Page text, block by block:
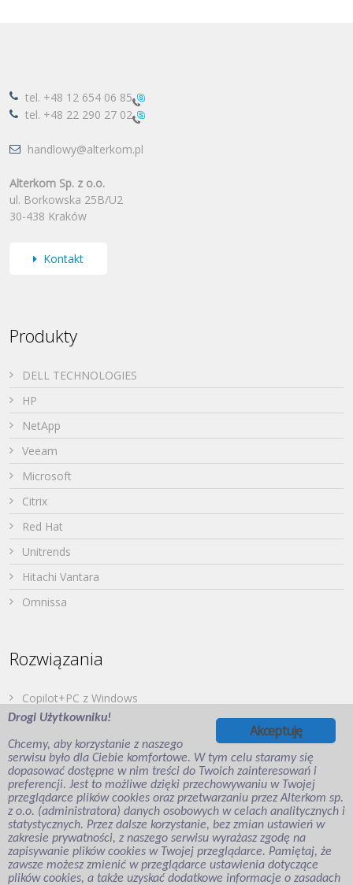
tel. +48 12 654 06 85
tel. +48 22 290 27 02
handlowy@alterkom.pl
Alterkom Sp. z o.o.
ul. Borkowska 25B/U2
30-438 Kraków
Kontakt
Produkty
DELL TECHNOLOGIES
HP
NetApp
Veeam
Microsoft
Citrix
Red Hat
Unitrends
Hitachi Vantara
Omnissa
Rozwiązania
Copilot+PC z Windows
Dell PowerStore
Druk z urządzeń mobilnych
Japońska Twierdza – Hitachi Vantara
Wirtualizacja aplikacji i desktopów
Veeam Backup for Microsoft Entra ID
Akceptuję
Drogi Użytkowniku!
Chcemy, aby korzystanie z naszego
serwisu było dla Ciebie komfortowe. W tym celu staramy się
dopasować dostępne w nim treści do Twoich zainteresowań i
preferencji. Jest to możliwe dzięki przechowywaniu w Twojej
przeglądarce plików cookies oraz przetwarzaniu przez Alterkom sp.
z o.o. (administratora) danych osobowych w celach analitycznych i
statystycznych. Przez dalsze korzystanie, bez zmian ustawień w
zakresie prywatności, z naszego serwisu wyrażasz zgodę na
zapisywanie plików cookies w Twojej przeglądarce. Pamiętaj, że
zawsze możesz zmienić w przeglądarce ustawienia dotyczące
plików cookies, a także uzyskać dodatkowe informacje o zasadach